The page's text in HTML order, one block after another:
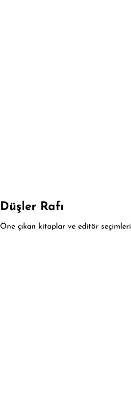
Düşler Rafı
Öne çıkan kitaplar ve editör seçimleri